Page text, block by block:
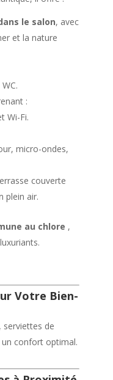
le salon, avec
et la nature
:
Wi-Fi.
micro-ondes,
couverte
plein air.
au chlore ,
Votre Bien-
serviettes de
confort optimal.